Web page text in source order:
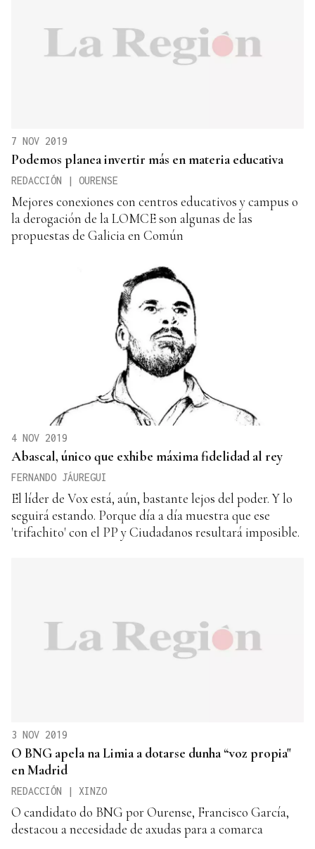
7 NOV 2019
Podemos planea invertir más en materia educativa
REDACCIÓN | OURENSE
Mejores conexiones con centros educativos y campus o
la derogación de la LOMCE son algunas de las
propuestas de Galicia en Común
4 NOV 2019
Abascal, único que exhibe máxima fidelidad al rey
FERNANDO JÁUREGUI
El líder de Vox está, aún, bastante lejos del poder. Y lo
seguirá estando. Porque día a día muestra que ese
'trifachito' con el PP y Ciudadanos resultará imposible.
3 NOV 2019
O BNG apela na Limia a dotarse dunha “voz propia"
en Madrid
REDACCIÓN | XINZO
O candidato do BNG por Ourense, Francisco García,
destacou a necesidade de axudas para a comarca